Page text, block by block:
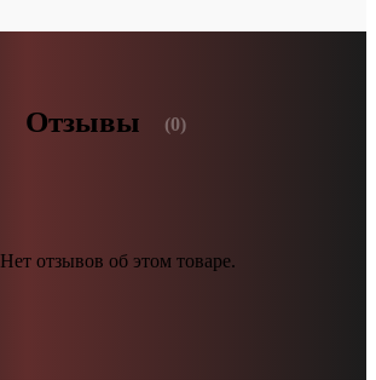
Отзывы (0)
Нет отзывов об этом товаре.